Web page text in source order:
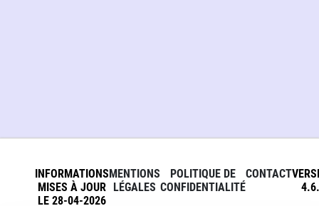
INFORMATIONS
MISES À JOUR
LE 28-04-2026
MENTIONS
LÉGALES
POLITIQUE DE
CONFIDENTIALITÉ
CONTACT